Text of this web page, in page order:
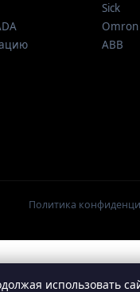
Sick
Omron
ABB
Политика
использовать